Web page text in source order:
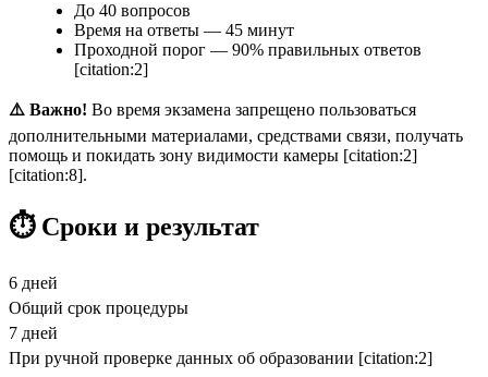
До 40 вопросов
Время на ответы — 45 минут
Проходной порог — 90% правильных ответов
[citation:2]
⚠️ Важно! Во время экзамена запрещено пользоваться
дополнительными материалами, средствами связи, получать
помощь и покидать зону видимости камеры [citation:2]
[citation:8].
⏱️ Сроки и результат
6 дней
Общий срок процедуры
7 дней
При ручной проверке данных об образовании [citation:2]